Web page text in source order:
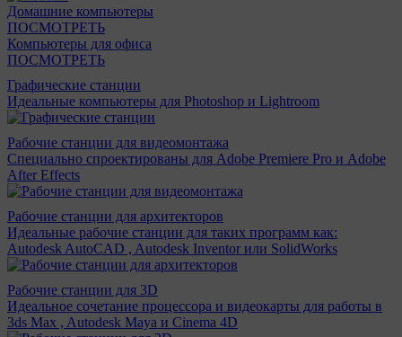
Домашние компьютеры
ПОСМОТРЕТЬ
Компьютеры для офиса
ПОСМОТРЕТЬ
Графические станции
Идеальные компьютеры для Photoshop и Lightroom
Рабочие станции для видеомонтажа
Специально спроектированы для Adobe Premiere Pro и Adobe
After Effects
Рабочие станции для архитекторов
Идеальные рабочие станции для таких программ как:
Autodesk AutoCAD , Autodesk Inventor или SolidWorks
Рабочие станции для 3D
Идеальное сочетание процессора и видеокарты для работы в
3ds Max , Autodesk Maya и Cinema 4D